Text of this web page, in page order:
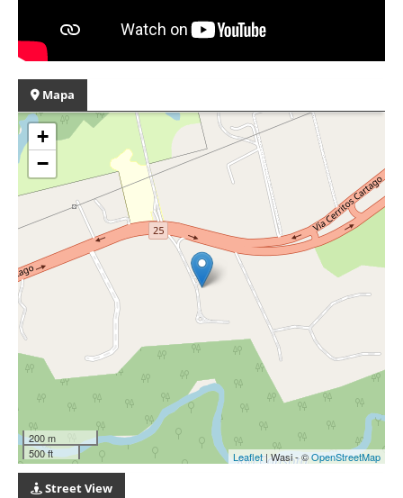
Mapa
+
−
200 m
500 ft
Leaflet| Wasi - ©OpenStreetMap
Street View